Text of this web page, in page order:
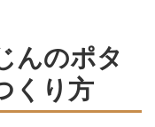
んのポタ
くり方